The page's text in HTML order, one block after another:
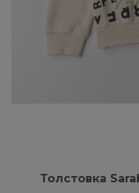
Толстовка